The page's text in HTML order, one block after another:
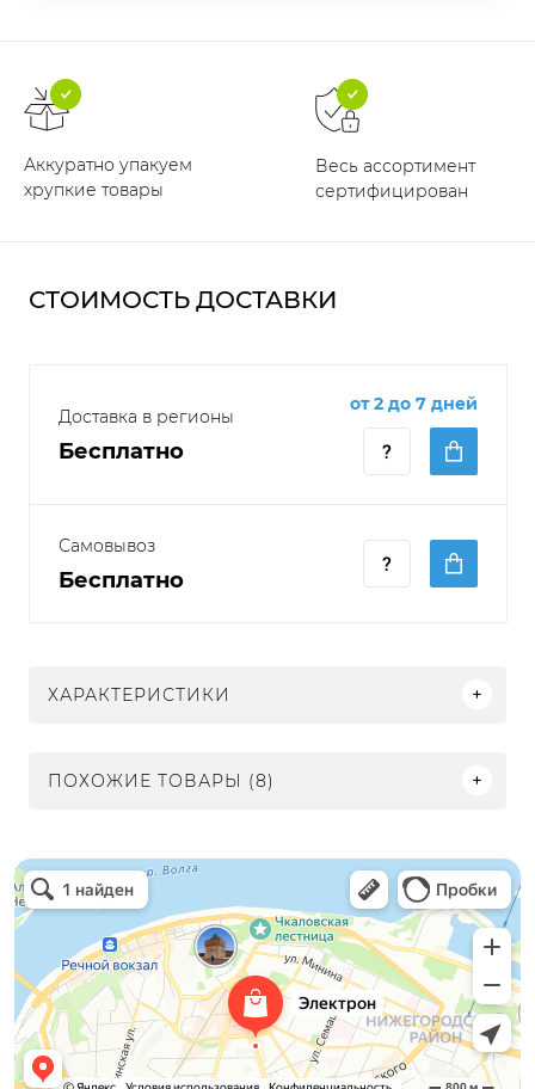
Аккуратно упакуем
хрупкие товары
Весь ассортимент
сертифицирован
СТОИМОСТЬ ДОСТАВКИ
Доставка в регионы
Бесплатно
от 2 до 7 дней
Самовывоз
Бесплатно
ХАРАКТЕРИСТИКИ
ПОХОЖИЕ ТОВАРЫ (8)
Электрон
Светильники в Нижнем Новгороде
Электротехническая продукция в Нижнем Новгороде